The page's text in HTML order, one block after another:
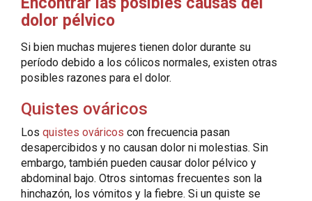
dolor pélvico
Si bien muchas mujeres tienen dolor durante su
período debido a los cólicos normales, existen otras
posibles razones para el dolor.
Quistes ováricos
Losquistes ováricos con frecuencia pasan
desapercibidos y no causan dolor ni molestias. Sin
embargo, también pueden causar dolor pélvico y
abdominal bajo. Otros sintomas frecuentes son la
hinchazón, los vómitos y la fiebre. Si un quiste se